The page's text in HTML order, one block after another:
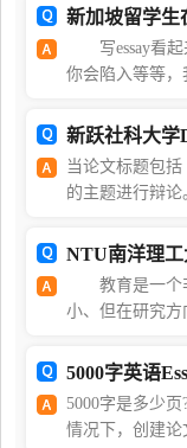
新加坡留学生在
写essay看起
你会陷入等等，
为一些小而愚
新跃社科大学
当论文标题包
的主题进行辩
时，你需要能
NTU南洋理工
教育是一个非
小、但在研究
技术等。因此
5000字英语
5000字是多少
情况下，创建论